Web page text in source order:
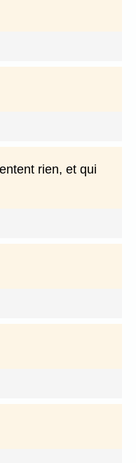
rien, et qui